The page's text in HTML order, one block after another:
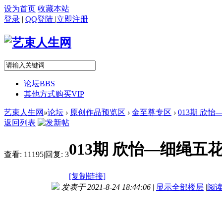
设为首页 收藏本站
登录 | QQ登陆 |立即注册
论坛BBS
其他方式购买VIP
艺束人生网 »论坛 › 原创作品预览区 › 金至尊专区 › 013期 欣怡
返回列表
查看: 11195|回复: 3013期 欣怡—细绳五
[复制链接]
发表于 2021-8-24 18:44:06 | 显示全部楼层 |阅